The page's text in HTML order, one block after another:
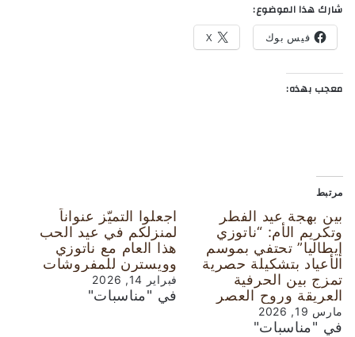
شارك هذا الموضوع:
فيس بوك X
معجب بهذه:
مرتبط
بين بهجة عيد الفطر
وتكريم الأم: “ناتوزي
إيطاليا” تحتفي بموسم
الأعياد بتشكيلة حصرية
تمزج بين الحرفية
العريقة وروح العصر
مارس 19, 2026
في "مناسبات"
اجعلوا التميّز عنواناً
لمنزلكم في عيد الحب
هذا العام مع ناتوزي
وويسترن للمفروشات
فبراير 14, 2026
في "مناسبات"